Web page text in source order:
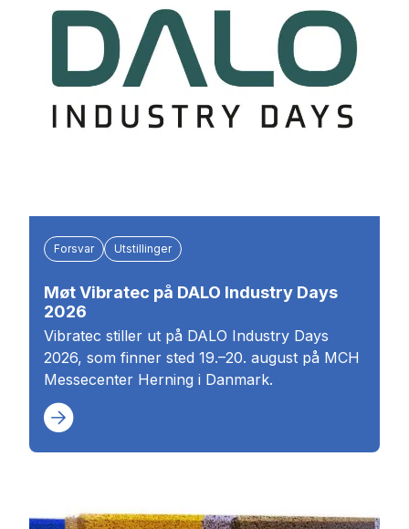
Forsvar Utstillinger
Møt Vibratec på DALO Industry Days
2026
Vibratec stiller ut på DALO Industry Days
2026, som finner sted 19.–20. august på MCH
Messecenter Herning i Danmark.